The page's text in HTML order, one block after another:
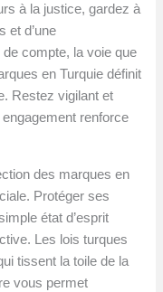
à la justice, gardez à
et d’une
compte, la voie que
en Turquie définit
Restez vigilant et
renforce
des marques en
Protéger ses
état d’esprit
Les lois turques
tissent la toile de la
vous permet